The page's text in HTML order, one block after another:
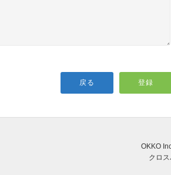
戻る 登録
OKKO
クロ